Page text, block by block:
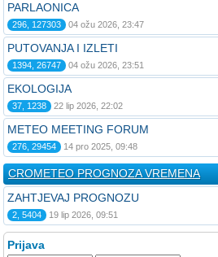
PARLAONICA
296, 127303 04 ožu 2026, 23:47
PUTOVANJA I IZLETI
1394, 26747 04 ožu 2026, 23:51
EKOLOGIJA
37, 1238 22 lip 2026, 22:02
METEO MEETING FORUM
276, 29454 14 pro 2025, 09:48
CROMETEO PROGNOZA VREMENA
ZAHTJEVAJ PROGNOZU
2, 5404 19 lip 2026, 09:51
Prijava